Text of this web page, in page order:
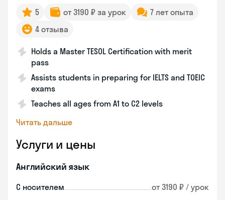
5 от 3190 ₽ за урок
7 лет опыта
4 отзыва
Holds a Master TESOL Certification with merit
pass
Assists students in preparing for IELTS and TOEIC
exams
Teaches all ages from A1 to C2 levels
Читать дальше
Услуги и цены
Английский язык
С носителем от 3190 ₽ / урок